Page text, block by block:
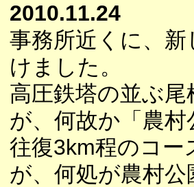
2010.11.24
事務所近くに、
けました。
高圧鉄塔の並ぶ
が、何故か「農
往復3km程のコ
が、何処が農村